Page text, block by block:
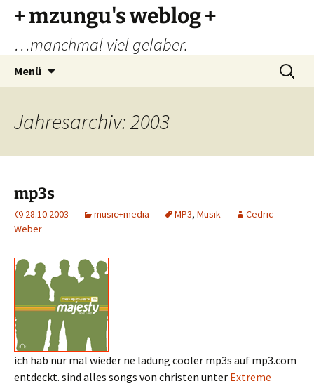
Zum
Inhalt
springen
+ mzungu's weblog +
…manchmal viel gelaber.
Menü
Suchen
nach:
Jahresarchiv: 2003
mp3s
28.10.2003 music+media MP3, Musik
Cedric
Weber
ich hab nur mal wieder ne ladung cooler mp3s auf mp3.com
entdeckt. sind alles songs von christen unter Extreme